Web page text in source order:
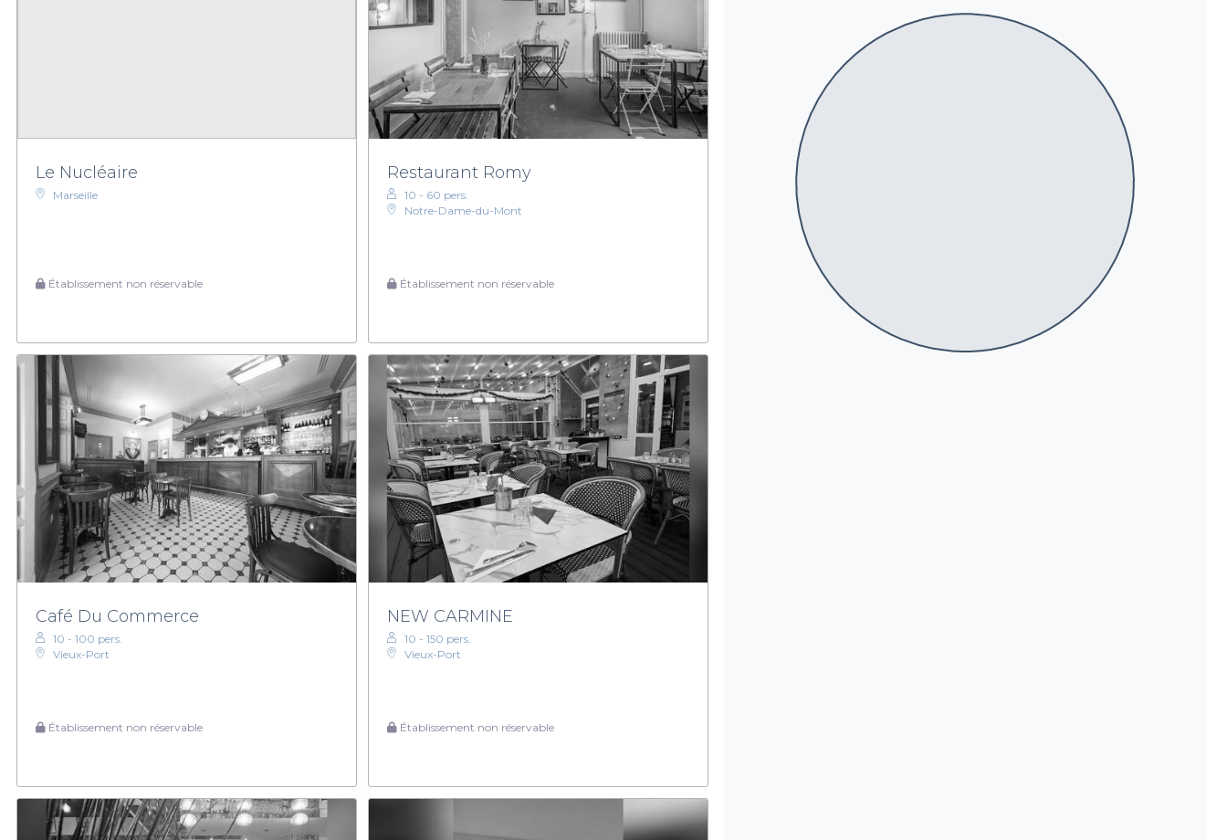
Le Nucléaire
Marseille
Établissement non réservable
Restaurant Romy
10 - 60 pers.
Notre-Dame-du-Mont
Établissement non réservable
Café Du Commerce
10 - 100 pers.
Vieux-Port
Établissement non réservable
NEW CARMINE
10 - 150 pers.
Vieux-Port
Établissement non réservable